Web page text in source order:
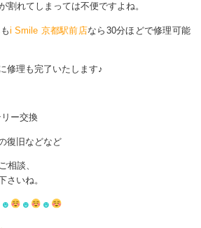
割れてしまっては不便ですよね。
i Smile 京都駅前店なら30分ほどで修理可能
修理も完了いたします♪
ー交換
復旧などなど
相談、
さいね。
☻ ☻ ☻